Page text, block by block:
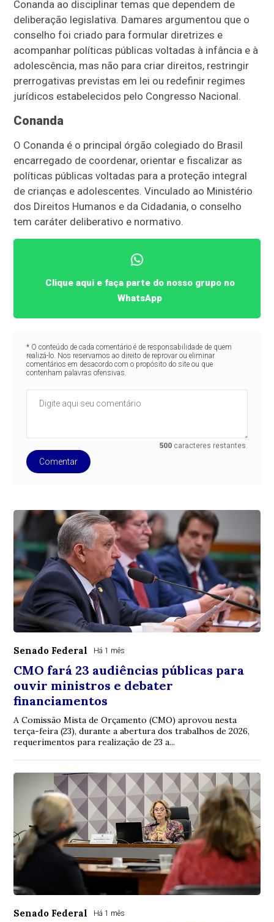
Conanda ao disciplinar temas que dependem de
deliberação legislativa. Damares argumentou que o
conselho foi criado para formular diretrizes e
acompanhar políticas públicas voltadas à infância e à
adolescência, mas não para criar direitos, restringir
prerrogativas previstas em lei ou redefinir regimes
jurídicos estabelecidos pelo Congresso Nacional.
Conanda
O Conanda é o principal órgão colegiado do Brasil
encarregado de coordenar, orientar e fiscalizar as
políticas públicas voltadas para a proteção integral
de crianças e adolescentes. Vinculado ao Ministério
dos Direitos Humanos e da Cidadania, o conselho
tem caráter deliberativo e normativo.
Clique aqui e faça parte do nosso grupo no
WhatsApp
* O conteúdo de cada comentário é de responsabilidade de quem
realizá-lo. Nos reservamos ao direito de reprovar ou eliminar
comentários em desacordo com o propósito do site ou que
contenham palavras ofensivas.
500 caracteres restantes.
Comentar
Senado Federal Há 1 mês
CMO fará 23 audiências públicas para
ouvir ministros e debater
financiamentos
A Comissão Mista de Orçamento (CMO) aprovou nesta
terça-feira (23), durante a abertura dos trabalhos de 2026,
requerimentos para realização de 23 a...
Senado Federal Há 1 mês